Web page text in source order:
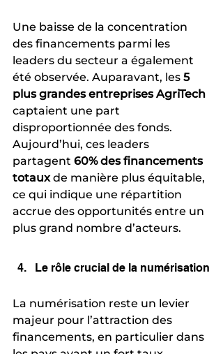
Une baisse de la concentration
des financements parmi les
leaders du secteur a également
été observée. Auparavant, les 5
plus grandes entreprises AgriTech
captaient une part
disproportionnée des fonds.
Aujourd’hui, ces leaders
partagent 60% des financements
totaux de manière plus équitable,
ce qui indique une répartition
accrue des opportunités entre un
plus grand nombre d’acteurs.
Le rôle crucial de la numérisation
La numérisation reste un levier
majeur pour l’attraction des
financements, en particulier dans